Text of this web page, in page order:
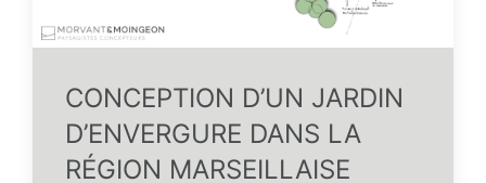
CONCEPTION D’UN JARDIN
D’ENVERGURE DANS LA
RÉGION MARSEILLAISE